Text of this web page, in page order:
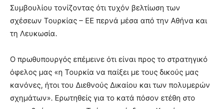
Συμβουλίου τονίζοντας ότι τυχόν βελτίωση των
σχέσεων Τουρκίας – ΕΕ περνά μέσα από την Αθήνα και
τη Λευκωσία.
Ο πρωθυπουργός επέμεινε ότι είναι προς το στρατηγικό
όφελος μας «η Τουρκία να παίξει με τους δικούς μας
κανόνες, ήτοι του Διεθνούς Δικαίου και των πολυμερών
σχημάτων». Ερωτηθείς για το κατά πόσον ετέθη στο